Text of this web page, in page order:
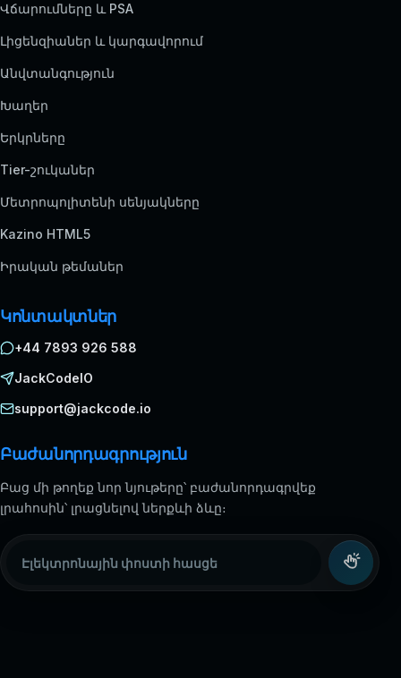
Վճարումները և PSA
Լիցենզիաներ և կարգավորում
Անվտանգություն
Խաղեր
Երկրները
Tier-շուկաներ
Մետրոպոլիտենի սենյակները
Kazino HTML5
Իրական թեմաներ
Կոնտակտներ
+44 7893 926 588
JackCodeIO
support@jackcode.io
Բաժանորդագրություն
Բաց մի թողեք նոր նյութերը՝ բաժանորդագրվեք
լրահոսին՝ լրացնելով ներքևի ձևը։